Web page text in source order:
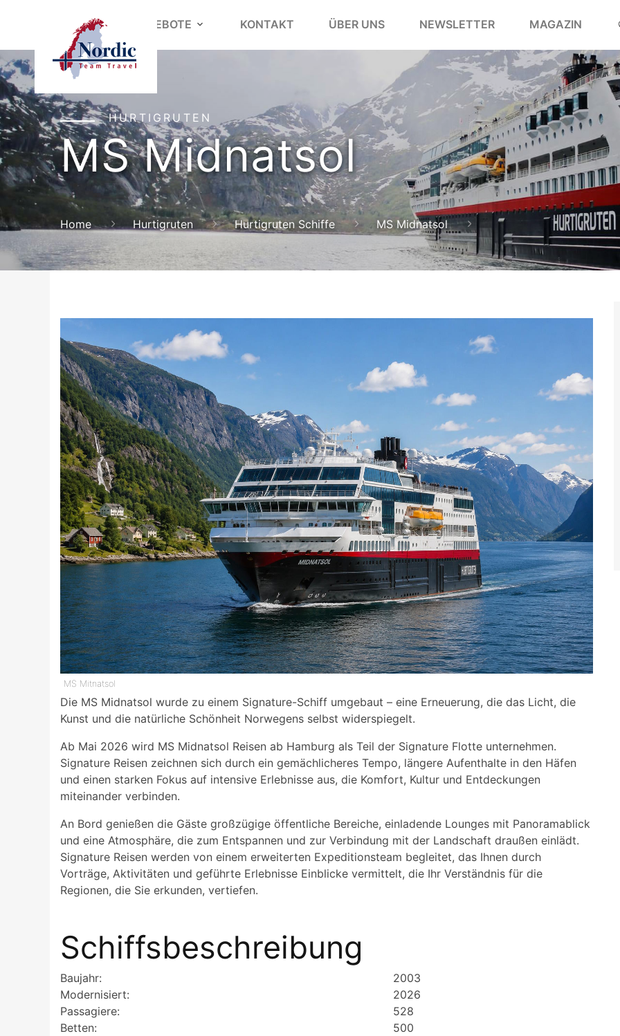
REISEANGEBOTE KONTAKT ÜBER UNS NEWSLETTER MAGAZIN
HURTIGRUTEN
MS Midnatsol
Home Hurtigruten Hurtigruten Schiffe MS Midnatsol
MS Mitnatsol
Die MS Midnatsol wurde zu einem Signature-Schiff umgebaut – eine Erneuerung, die das Licht, die
Kunst und die natürliche Schönheit Norwegens selbst widerspiegelt.
Ab Mai 2026 wird MS Midnatsol Reisen ab Hamburg als Teil der Signature Flotte unternehmen.
Signature Reisen zeichnen sich durch ein gemächlicheres Tempo, längere Aufenthalte in den Häfen
und einen starken Fokus auf intensive Erlebnisse aus, die Komfort, Kultur und Entdeckungen
miteinander verbinden.
An Bord genießen die Gäste großzügige öffentliche Bereiche, einladende Lounges mit Panoramablick
und eine Atmosphäre, die zum Entspannen und zur Verbindung mit der Landschaft draußen einlädt.
Signature Reisen werden von einem erweiterten Expeditionsteam begleitet, das Ihnen durch
Vorträge, Aktivitäten und geführte Erlebnisse Einblicke vermittelt, die Ihr Verständnis für die
Regionen, die Sie erkunden, vertiefen.
Schiffsbeschreibung
Baujahr:
2003
Modernisiert:
2026
Passagiere:
528
Betten:
500
MS Trollfjord